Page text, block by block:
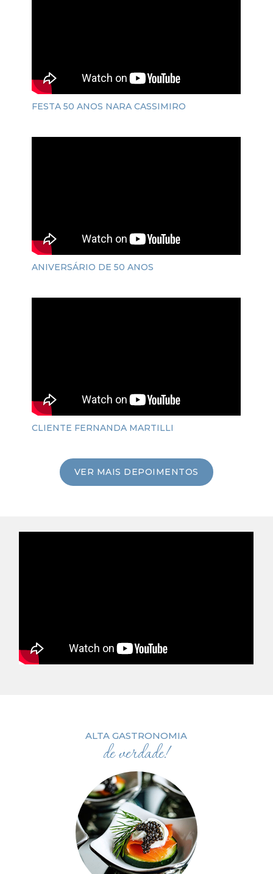
FESTA 50 ANOS NARA CASSIMIRO
ANIVERSÁRIO DE 50 ANOS
CLIENTE FERNANDA MARTILLI
VER MAIS DEPOIMENTOS
ALTA GASTRONOMIA
de verdade!